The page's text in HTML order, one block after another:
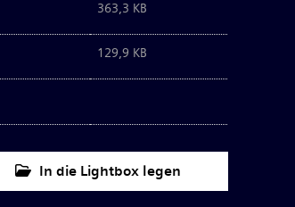
363,3 KB
129,9 KB
In die Lightbox legen